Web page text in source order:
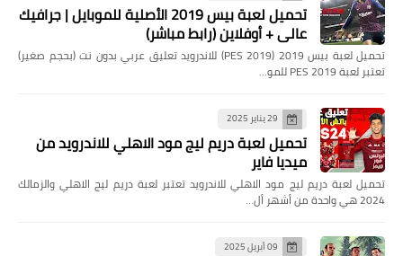
تحميل لعبة بيس 2019 الأصلية للموبايل | جرافيك
عالي + أوفلاين (رابط مباشر)
تحميل لعبة بيس 2019 (PES 2019) للاندرويد تعليق عربي بدون نت (بحجم صغير)
تعتبر لعبة PES 2019 للمو…
29 يناير 2025
تحميل لعبة دريم ليج مود الاهلي للاندرويد من
ميديا فاير
تحميل لعبة دريم ليج مود الاهلي للاندرويد تعتبر لعبة دريم ليج الاهلي والزمالك
2024 هي واحدة من أشهر أل…
09 أبريل 2025